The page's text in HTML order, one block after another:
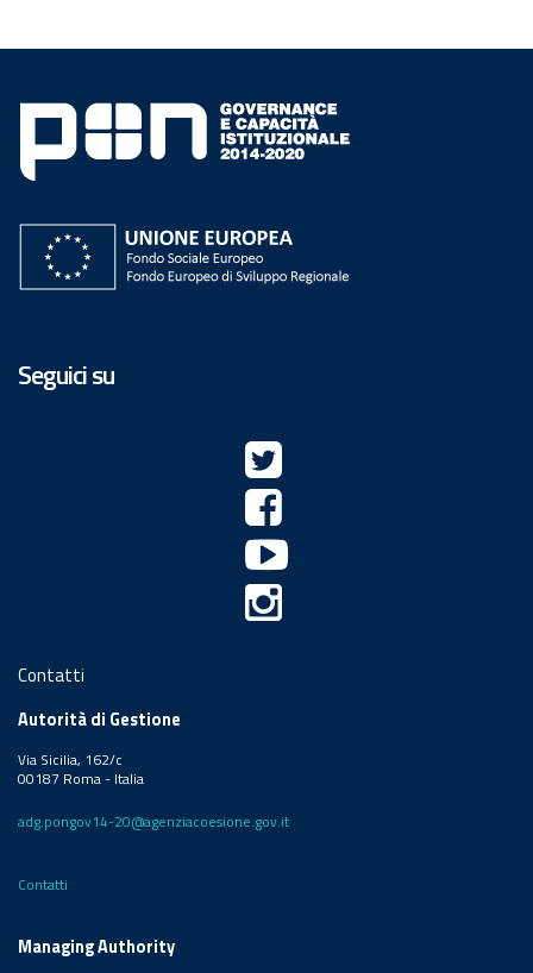
Seguici su
Contatti
Autorità di Gestione
Via Sicilia, 162/c
00187 Roma - Italia
adg.pongov14-20@agenziacoesione.gov.it
Contatti
Managing Authority